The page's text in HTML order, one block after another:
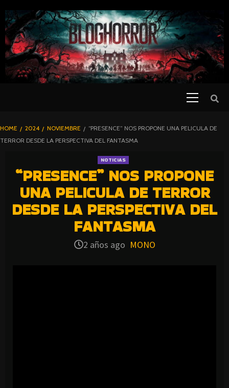
TO
CONTENT
BLOGHORROR
⋆
HOME 2024 NOVIEMBRE
“PRESENCE” NOS PROPONE UNA PELICULA DE
TERROR DESDE LA PERSPECTIVA DEL FANTASMA
NOTICIAS
“PRESENCE” NOS PROPONE
UNA PELICULA DE TERROR
DESDE LA PERSPECTIVA DEL
FANTASMA
2 años ago MONO